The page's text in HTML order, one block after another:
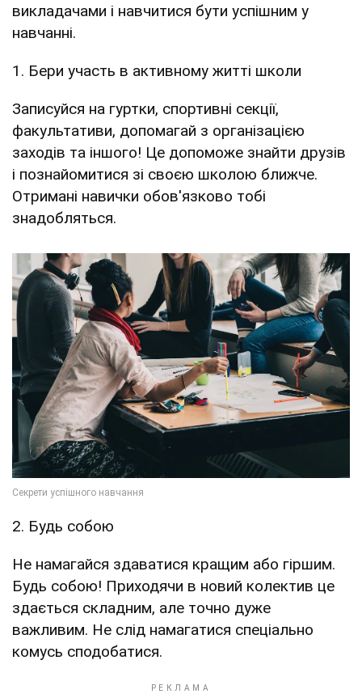
викладачами і навчитися бути успішним у
навчанні.
1. Бери участь в активному житті школи
Записуйся на гуртки, спортивні секції,
факультативи, допомагай з організацією
заходів та іншого! Це допоможе знайти друзів
і познайомитися зі своєю школою ближче.
Отримані навички обов'язково тобі
знадобляться.
2. Будь собою
Не намагайся здаватися кращим або гіршим.
Будь собою! Приходячи в новий колектив це
здається складним, але точно дуже
важливим. Не слід намагатися спеціально
комусь сподобатися.